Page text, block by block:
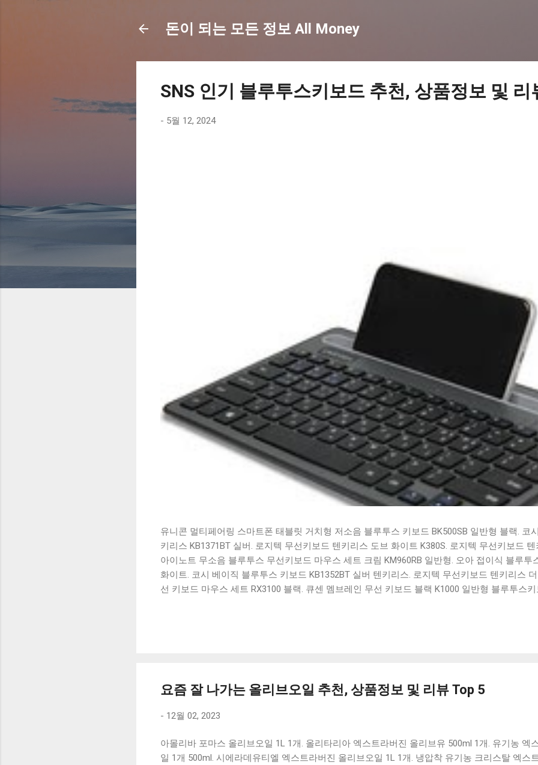
돈이 되는 모든 정보 All Money
SNS 인기 블루투스키보드 추천, 상품정보 및 리
- 5월 12, 2024
유니콘 멀티페어링 스마트폰 태블릿 거치형 저소음 블루투스 키보드 BK500SB 일반형 블랙. 코
키리스 KB1371BT 실버. 로지텍 무선키보드 텐키리스 도브 화이트 K380S. 로지텍 무선키보드
아이노트 무소음 블루투스 무선키보드 마우스 세트 크림 KM960RB 일반형. 오아 접이식 블루투
화이트. 코시 베이직 블루투스 키보드 KB1352BT 실버 텐키리스. 로지텍 무선키보드 텐키리스
선 키보드 마우스 세트 RX3100 블랙. 큐센 멤브레인 무선 키보드 블랙 K1000 일반형 블루투스
요즘 잘 나가는 올리브오일 추천, 상품정보 및 리뷰 Top 5
- 12월 02, 2023
아몰리바 포마스 올리브오일 1L 1개. 올리타리아 엑스트라버진 올리브유 500ml 1개. 유기농 엑
일 1개 500ml. 시에라데유티엘 엑스트라버진 올리브오일 1L 1개. 냉압착 유기농 크리스탈 엑스